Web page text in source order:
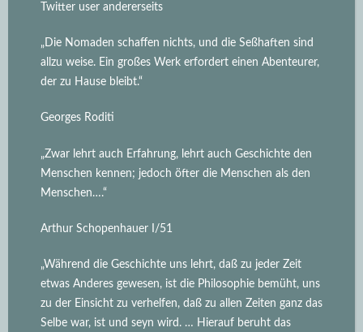
Twitter user andererseits
„Die Nomaden schaffen nichts, und die Seßhaften sind
allzu weise. Ein großes Werk erfordert einen Abenteurer,
der zu Hause bleibt.“
Georges Roditi
„Zwar lehrt auch Erfahrung, lehrt auch Geschichte den
Menschen kennen; jedoch öfter die Menschen als den
Menschen….“
Arthur Schopenhauer I/51
„Während die Geschichte uns lehrt, daß zu jeder Zeit
etwas Anderes gewesen, ist die Philosophie bemüht, uns
zu der Einsicht zu verhelfen, daß zu allen Zeiten ganz das
Selbe war, ist und seyn wird. … Hierauf beruht das